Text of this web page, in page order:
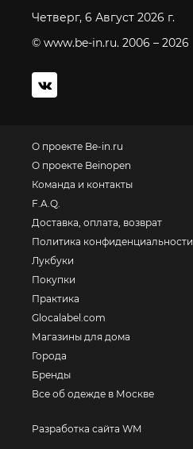
Четверг, 6 Август 2026 г.
© www.be-in.ru. 2006 – 2026
О проекте Be-in.ru
О проекте Beinopen
Команда и контакты
F.A.Q.
Доставка, оплата, возврат
Политика конфиденциальности
Лукбуки
Покупки
Практика
Glocalabel.com
Магазины для дома
Города
Бренды
Все об одежде в Москве
Разработка сайта WM